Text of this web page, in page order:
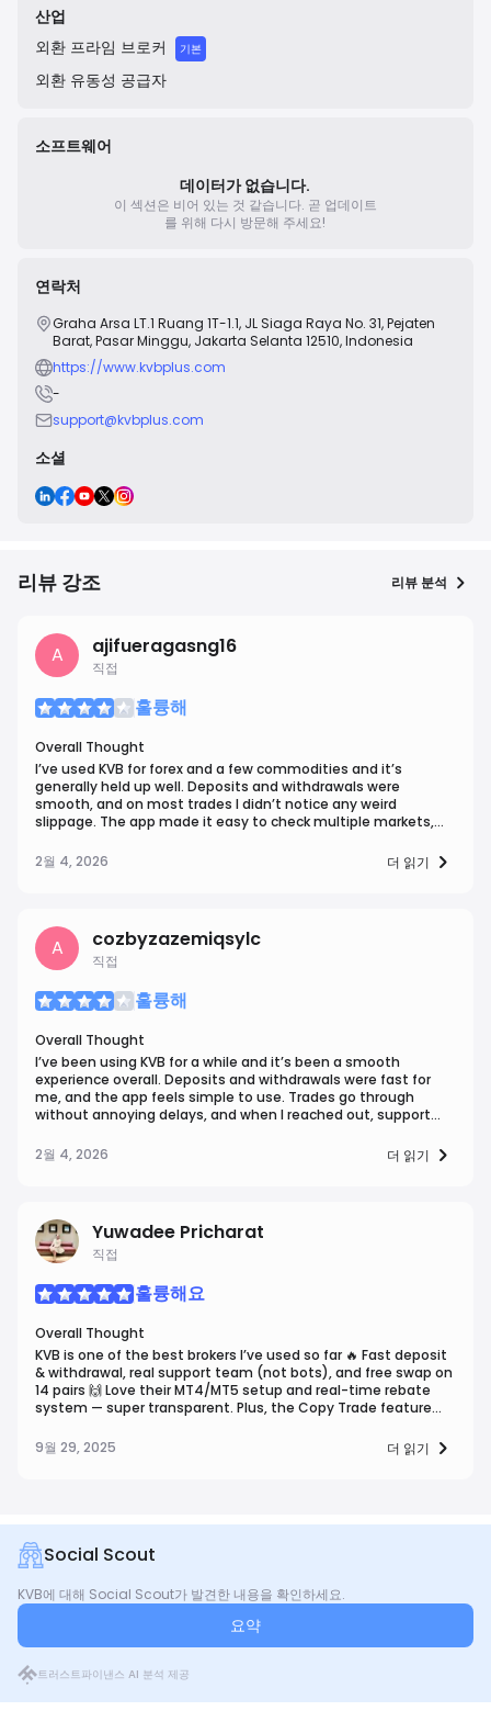
assets with spreads starting from 0.0 and some of the
lowest commissions in the market. Backed by a
multilingual support team available 24/5, KVB stands out
as a trusted and innovative leader, offering a superior and
future-driven online trading experience.
산업
외환 프라임 브로커 기본
외환 유동성 공급자
소프트웨어
데이터가 없습니다.
이 섹션은 비어 있는 것 같습니다. 곧 업데이트
를 위해 다시 방문해 주세요!
연락처
Graha Arsa LT.1 Ruang 1T-1.1, JL Siaga Raya No. 31, Pejaten
Barat, Pasar Minggu, Jakarta Selanta 12510, Indonesia
https://www.kvbplus.com
-
support@kvbplus.com
소셜
리뷰 강조 리뷰 분석
A ajifueragasng16
직접
훌륭해
Overall Thought
I’ve used KVB for forex and a few commodities and it’s
generally held up well. Deposits and withdrawals were
smooth, and on most trades I didn’t notice any weird
slippage. The app made it easy to check multiple markets,
2월 4, 2026
더 읽기
A cozbyzazemiqsylc
직접
훌륭해
Overall Thought
I’ve been using KVB for a while and it’s been a smooth
experience overall. Deposits and withdrawals were fast for
me, and the app feels simple to use. Trades go through
without annoying delays, and when I reached out, support
automated responses. Overall, it’s felt reliable and pretty
beginner friendly.
2월 4, 2026 더 읽기
Yuwadee Pricharat
직접
훌륭해요
Overall Thought
KVB is one of the best brokers I’ve used so far 🔥 Fast deposit
& withdrawal, real support team (not bots), and free swap on
14 pairs 🙌 Love their MT4/MT5 setup and real-time rebate
system — super transparent. Plus, the Copy Trade feature
9월 29, 2025
더 읽기
Social Scout
KVB에 대해 Social Scout가 발견한 내용을 확인하세요.
요약
트러스트파이낸스 AI 분석 제공